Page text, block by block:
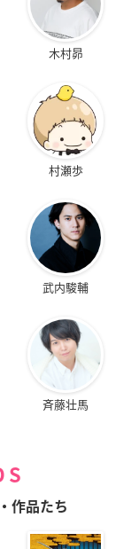
木村昴
村瀬歩
武内駿輔
斉藤壮馬
作品たち